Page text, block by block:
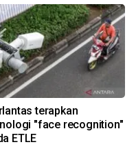
terapkan
"face recognition"
ETLE